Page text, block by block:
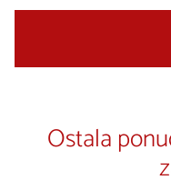
Ostala